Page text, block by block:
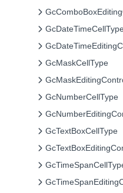
GcMaskCellType
GcNumberCellType
GcTextBoxCellType